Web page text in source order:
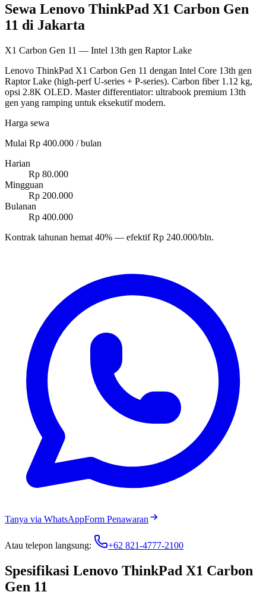
Sewa Lenovo ThinkPad X1 Carbon Gen
11 di Jakarta
X1 Carbon Gen 11 — Intel 13th gen Raptor Lake
Lenovo ThinkPad X1 Carbon Gen 11 dengan Intel Core 13th gen
Raptor Lake (high-perf U-series + P-series). Carbon fiber 1.12 kg,
opsi 2.8K OLED. Master differentiator: ultrabook premium 13th
gen yang ramping untuk eksekutif modern.
Harga sewa
Mulai Rp 400.000 / bulan
Harian
Rp 80.000
Mingguan
Rp 200.000
Bulanan
Rp 400.000
Kontrak tahunan hemat 40% — efektif Rp 240.000/bln.
Tanya via WhatsAppForm Penawaran
Atau telepon langsung: +62 821-4777-2100
Spesifikasi Lenovo ThinkPad X1 Carbon
Gen 11